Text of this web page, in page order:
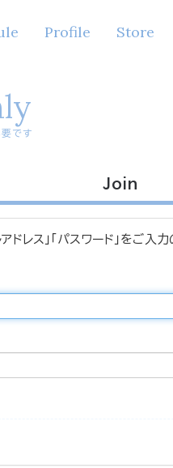
Profile Store
です
Join
ス」「パスワード」をご入力